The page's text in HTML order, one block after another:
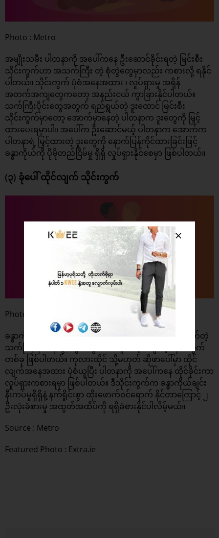
Photo : Metro
အမျိုးသမီး ပါတနာကို အပေါ်ကနေ ဦးဆောင်ခိုင်းရတဲ့ မြင်းစီး
သိုင်းကွက်ဟာ အသက်ကြီး တဲ့ စုံတွဲတွေမှာလည်း ကစားလို့ ရနိုင်
ပါတယ်။ သိုင်းကွက် ပုံစံအနေအထား ၊ လှုပ်ရှားမှု အရှိန်
အတက်အကျတွေကတော့ အနည်းငယ် ကွာခြားနိုင်ပါတယ်။
သက်ကြီးပိုင်းတွေအတွက် ရည်ရွယ်တဲ့ ဒူးထောင် မြင်းစီး
သိုင်းကွက်မှာတော့ အောက်မှာနေတဲ့ ပါတနာက ဒူးတွေကို မြှင့်
ထားပေးရမှာပါ။ အပေါ်က ဦးဆောင်မယ့် ပါတနာက အောက်က
ပါတနာရဲ့ မြှင့်ထားတဲ့ ဒူးတွေကို နောက်ပြန်ကိုင်ထားခြင်းဖြင့်
ခန္ဓာကိုယ်ကို ပိုမိုတည်ငြိမ်မှု ရှိရှိ လှုပ်ရှားနိုင်စေမှာ ဖြစ်ပါတယ်။
(၃) ခုံပေါ် ထိုင်လျက် သိုင်းကွက်
Photo : Metro
ခန္ဓာကိုယ်အောက်ပိုင်း ကြံ့ခိုင်မှု အားနည်းသူတွေ ၊ ခါးနာတတ်တဲ့
သက်ကြီးပိုင်း စုံတွဲတွေအတွက် အထူးသင့်လျော်တဲ့ သိုင်းကွက်
တစ်ခု ဖြစ်ပါတယ်။ ကုလားထိုင် သို့မဟုတ် ဆိုဖာပေါ်မှာ ထိုင်
လျက်အနေအထား ပုံစံယူပြီး ပါတနာကို အပေါ်ကနေ ထိုင်ခိုင်းကာ
လှုပ်ရှားကစားရမှာ ဖြစ်ပါတယ်။ ဒီသိုင်းကွက်က ခန္ဓာကိုယ်ချင်း
နီးကပ်မှုရှိရှိနဲ့ နက်ရှိုင်းစွာ ထိုးဖောက်ဝင်ရောက် နိုင်တာကြောင့် ၂
ဦးလုံးခံစားမှု အထွတ်အထိပ်ကို ရရှိခံစားနိုင်ပါလိမ့်မယ်။
Source : Metro
Featured Photo : Extra.ie